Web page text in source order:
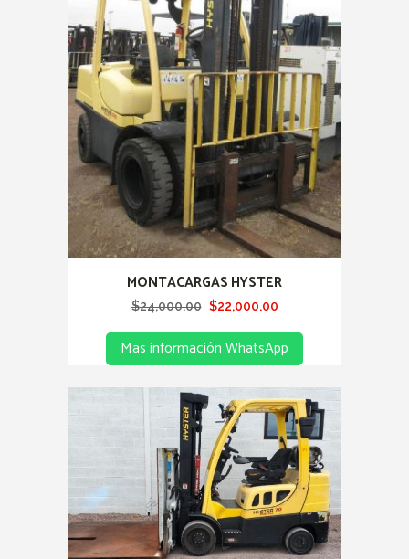
MONTACARGAS HYSTER
$24,000.00 Original
was:
$22,000.00Current
is:
Mas información WhatsApp